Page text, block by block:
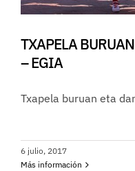
TXAPELA
– EGIA
Txapela buruan eta
6 julio, 2017
Más información